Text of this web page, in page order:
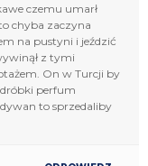
czemu umarł
chyba zaczyna
na pustyni i jeździć
z tymi
On w Turcji by
perfum
to sprzedaliby